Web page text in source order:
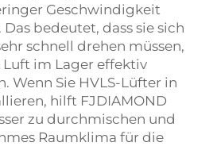
Geschwindigkeit
bedeutet, dass sie sich
schnell drehen müssen,
im Lager effektiv
Wenn Sie HVLS-Lüfter in
hilft FJDIAMOND
zu durchmischen und
Raumklima für die